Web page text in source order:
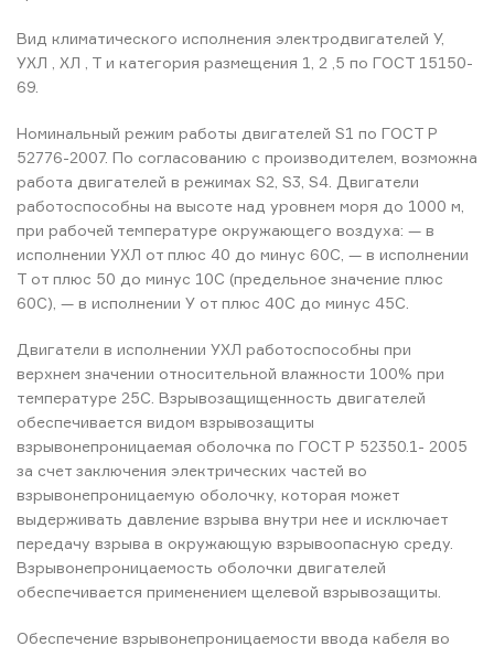
Вид климатического исполнения электродвигателей У,
УХЛ , ХЛ , Т и категория размещения 1, 2 ,5 по ГОСТ 15150-
69.
Номинальный режим работы двигателей S1 по ГОСТ Р
52776-2007. По согласованию с производителем, возможна
работа двигателей в режимах S2, S3, S4. Двигатели
работоспособны на высоте над уровнем моря до 1000 м,
при рабочей температуре окружающего воздуха: — в
исполнении УХЛ от плюс 40 до минус 60С, — в исполнении
Т от плюс 50 до минус 10С (предельное значение плюс
60С), — в исполнении У от плюс 40С до минус 45С.
Двигатели в исполнении УХЛ работоспособны при
верхнем значении относительной влажности 100% при
температуре 25С. Взрывозащищенность двигателей
обеспечивается видом взрывозащиты
взрывонепроницаемая оболочка по ГОСТ Р 52350.1- 2005
за счет заключения электрических частей во
взрывонепроницаемую оболочку, которая может
выдерживать давление взрыва внутри нее и исключает
передачу взрыва в окружающую взрывоопасную среду.
Взрывонепроницаемость оболочки двигателей
обеспечивается применением щелевой взрывозащиты.
Обеспечение взрывонепроницаемости ввода кабеля во